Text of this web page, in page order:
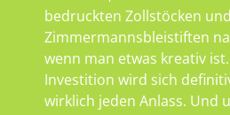
bedruckten Zollstöcken und
Zimmermannsbleistiften
wenn man etwas kreativ
Investition wird sich
wirklich jeden Anlass. Und